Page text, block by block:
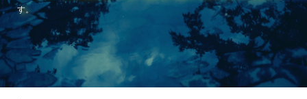
す。